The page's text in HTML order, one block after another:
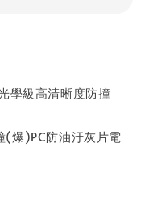
學級高清晰度防撞
爆)PC防油汙灰片電